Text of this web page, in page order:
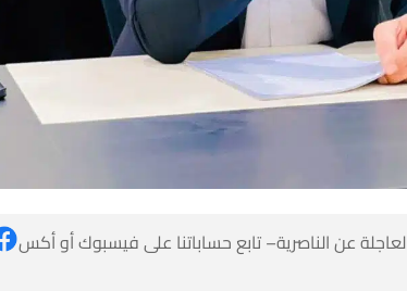
عن الناصرية– تابع حساباتنا على فيسبوك أو أكس